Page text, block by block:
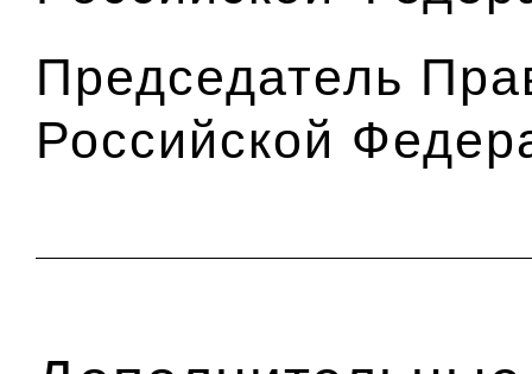
Председатель
Российской